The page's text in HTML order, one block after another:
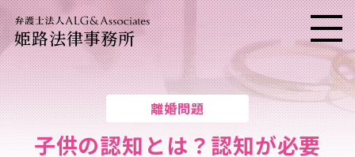
姫路法律事務所 メニ
離婚問題
子供の認知とは？認知が必要